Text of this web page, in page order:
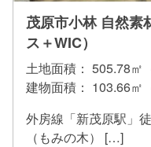
茂原市小林 自然素
ス＋WIC）
土地面積： 505.78㎡
建物面積： 103.66㎡
外房線「新茂原駅」
（もみの木） […]